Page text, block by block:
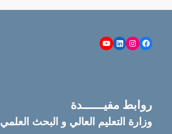
Facebook
Instagram
LinkedIn
YouTube
روابط مفيــــــدة
وزارة التعليم العالي و البحث العلمي